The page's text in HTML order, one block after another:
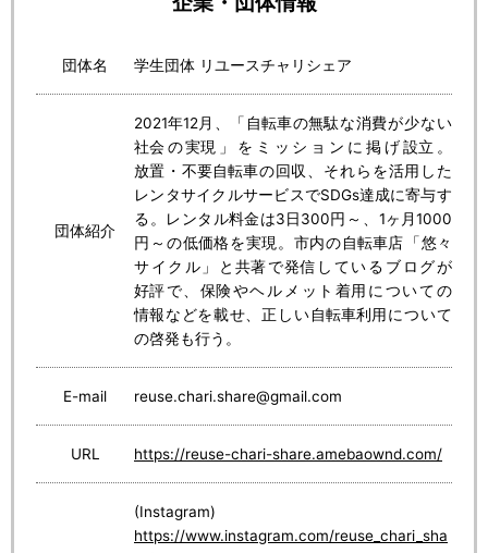
団体名 学生団体 リユースチャリシェア
団体紹介
2021年12月 、「 自転車の無駄な消費が少ない
社会の実現 」をミッションに 掲 げ設立 。
放置 ・ 不要自転車の回収、それらを活用 した
レンタサイクルサービスでSDGs達成に寄与す
る。レンタル料金は3日300円 ～、1ヶ月1000
円 ～の低価格を実現。 市内の自転車店 「悠々
サイクル」と 共著で発信 しているブログが
好評で、 保険やヘルメット 着用 についての
情報などを載せ、 正 しい自転車利用 について
の啓発も行う。
E-mail reuse.chari.share@gmail.com
URL https://reuse-chari-share.amebaownd.com/
(Instagram)
https://www.instagram.com/reuse_chari_sha